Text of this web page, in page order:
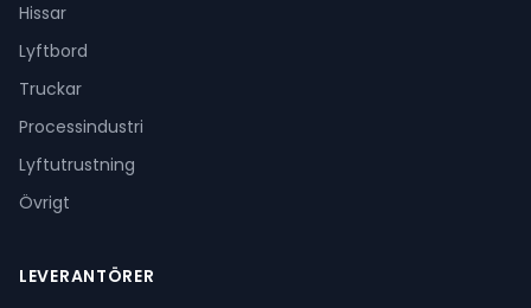
Hissar
Lyftbord
Truckar
Processindustri
Lyftutrustning
Övrigt
LEVERANTÖRER